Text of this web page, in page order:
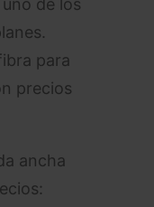
de los
para
precios
ancha